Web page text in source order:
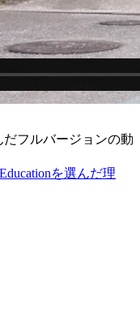
フルバージョンの動
を選んだ理